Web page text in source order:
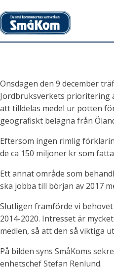
Onsdagen den 9 december
Jordbruksverkets prioritering
att tilldelas medel ur potten
geografiskt belägna från
Eftersom ingen rimlig
de ca 150 miljoner kr som
Ett annat område som
ska jobba till början av 2017
Slutligen framförde vi
2014-2020. Intresset är
medlen, så att den så viktiga
På bilden syns SmåKoms
enhetschef Stefan Renlund.